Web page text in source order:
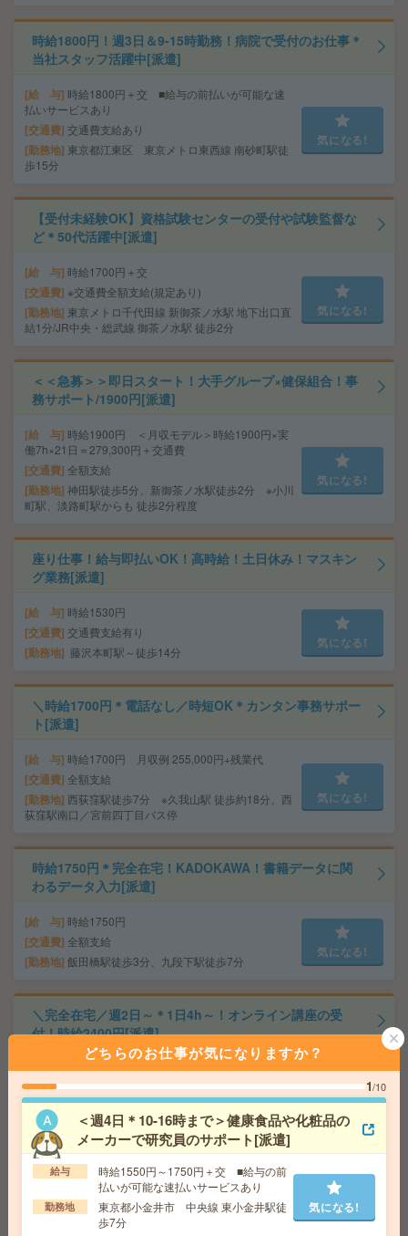
時給1800円！週3日＆9-15時勤務！病院で受付のお仕事＊
当社スタッフ活躍中[派遣]
給 与 時給1800円＋交 ■給与の前払いが可能な速
払いサービスあり
交通費 交通費支給あり
勤務地 東京都江東区 東京メトロ東西線 南砂町駅徒
歩15分
気になる!
【受付未経験OK】資格試験センターの受付や試験監督な
ど＊50代活躍中[派遣]
給 与 時給1700円＋交
交通費 ※交通費全額支給(規定あり)
勤務地 東京メトロ千代田線 新御茶ノ水駅 地下出口直
結1分/JR中央・総武線 御茶ノ水駅 徒歩2分
気になる!
＜＜急募＞＞即日スタート！大手グループ×健保組合！事
務サポート/1900円[派遣]
給 与 時給1900円 ＜月収モデル＞時給1900円×実
働7h×21日＝279,300円＋交通費
交通費 全額支給
勤務地 神田駅徒歩5分、新御茶ノ水駅徒歩2分 ※小川
町駅、淡路町駅からも 徒歩2分程度
気になる!
座り仕事！給与即払いOK！高時給！土日休み！マスキン
グ業務[派遣]
給 与 時給1530円
交通費 交通費支給有り
勤務地 藤沢本町駅～徒歩14分
気になる!
＼時給1700円＊電話なし／時短OK＊カンタン事務サポー
ト[派遣]
給 与 時給1700円 月収例 255,000円+残業代
交通費 全額支給
勤務地 西荻窪駅徒歩7分 ※久我山駅 徒歩約18分、西
荻窪駅南口／宮前四丁目バス停
気になる!
時給1750円＊完全在宅！KADOKAWA！書籍データに関
わるデータ入力[派遣]
給 与 時給1750円
交通費 全額支給
勤務地 飯田橋駅徒歩3分、九段下駅徒歩7分
気になる!
＼完全在宅／週2日～＊1日4h～！オンライン講座の受
付！時給2400円[派遣]
給 与 時給2400円＋交
交通費 交通費実費支給（当社規定あり）
勤務地 JR山手線 田町駅 4分/都営浅草線 三田駅 7分
気になる!
【オープニング募集】おばあちゃんのお散歩付き添いも
仕事の1つ[派遣]
給 与 無資格未経験：時給1400円～ ■週払いOK
■扶養内OK ■日収1万1200円以上
どちらのお仕事が気になりますか？
1/10
＜週4日＊10-16時まで＞健康食品や化粧品の
メーカーで研究員のサポート[派遣]
給与
時給1550円～1750円＋交 ■給与の前
払いが可能な速払いサービスあり
勤務地
東京都小金井市 中央線 東小金井駅徒
歩7分
気になる!